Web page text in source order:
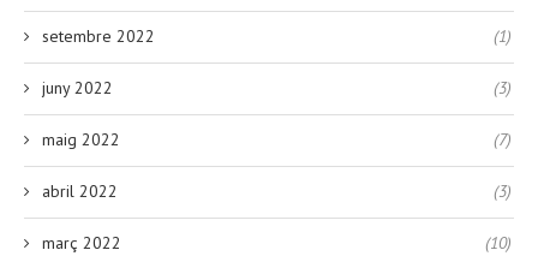
setembre 2022 (1)
juny 2022 (3)
maig 2022 (7)
abril 2022 (3)
març 2022 (10)